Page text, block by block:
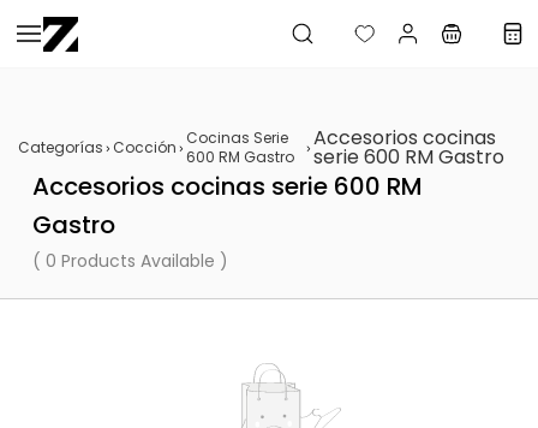
Saltar al
contenido
Categorías Cocción Cocinas Serie
600 RM Gastro
Accesorios cocinas
serie 600 RM Gastro
Accesorios cocinas serie 600 RM
Gastro
( 0 Products Available )